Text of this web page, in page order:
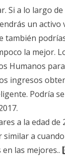
Si a lo largo
un
la mejor.
Humanos
ingresos
Podría
a la edad de
a
las mejores..